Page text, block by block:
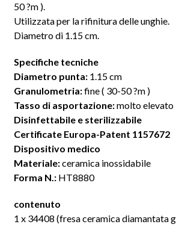
50?m ).
Utilizzata per la rifinitura delle unghie.
Diametro di 1.15 cm.
Specifiche tecniche
Diametro punta: 1.15 cm
Granulometria:fine( 30-50?m )
Tasso di asportazione:molto elevato
Disinfettabile e sterilizzabile
Certificate Europa-Patent 1157672
Dispositivo medico
Materiale:ceramica inossidabile
Forma N.: HT8880
contenuto
1 x 34408 (fresa ceramica diamantata